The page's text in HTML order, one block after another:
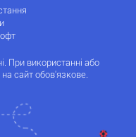
При використанні або
сайт обов'язкове.